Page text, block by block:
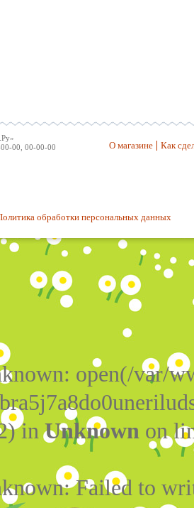
00, 00-00-00
О магазине Как
обработки персональных данных
open(/var/
inUnknown on
Failed to